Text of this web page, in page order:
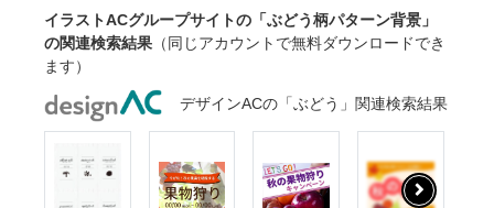
イラストACグループサイトの「ぶどう柄パターン背景」
の関連検索結果 （同じアカウントで無料ダウンロードでき
ます）
デザインACの「ぶどう」関連検索結果